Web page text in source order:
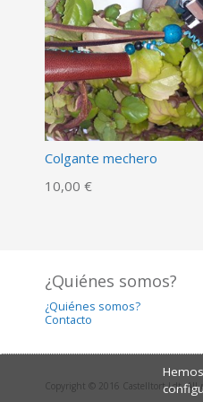
Colgante mechero
10,00 €
¿Quiénes somos?
¿Quiénes somos?
Contacto
Copyright © 2016 Castelltort Ldt. All